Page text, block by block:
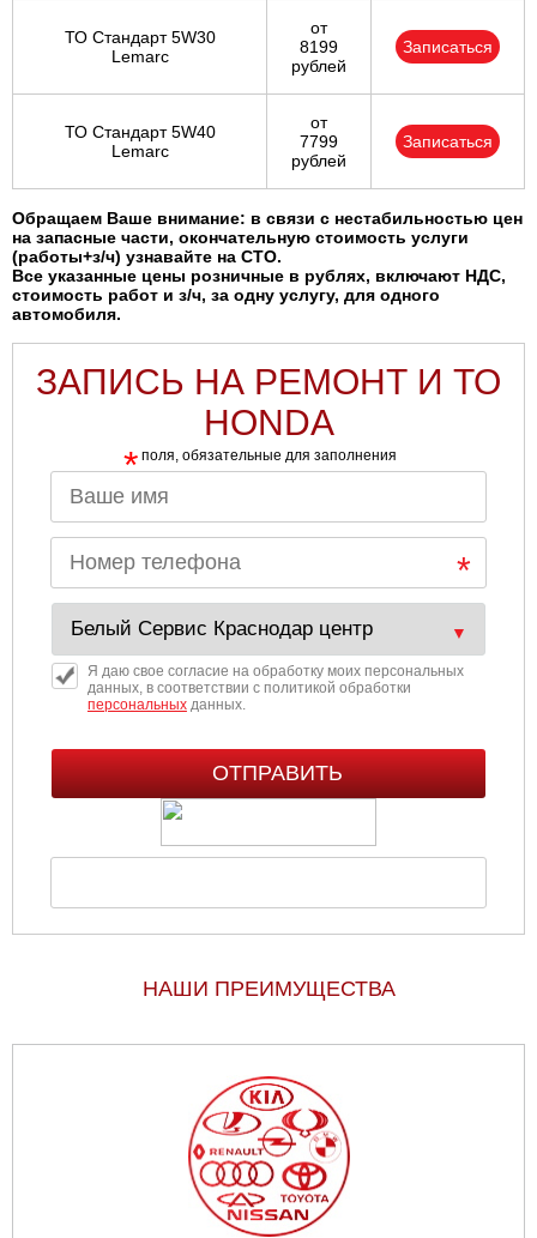
ТО Стандарт 5W30
Lemarc
от
8199
рублей
Записаться
ТО Стандарт 5W40
Lemarc
от
7799
рублей
Записаться
Обращаем Ваше внимание: в связи с нестабильностью цен
на запасные части, окончательную стоимость услуги
(работы+з/ч) узнавайте на СТО.
Все указанные цены розничные в рублях, включают НДС,
стоимость работ и з/ч, за одну услугу, для одного
автомобиля.
ЗАПИСЬ НА РЕМОНТ И ТО
HONDA
* поля, обязательные для заполнения
Я даю свое согласие на обработку моих персональных
данных, в соответствии с политикой обработки
персональныхданных.
НАШИ ПРЕИМУЩЕСТВА